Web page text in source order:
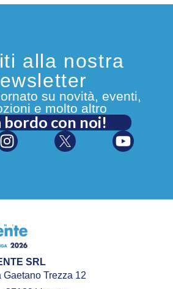
alla nostra
su novità, eventi,
e molto altro
bordo con noi!
SRL
Gaetano Trezza 12